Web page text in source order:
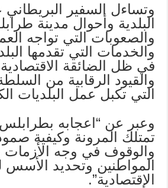
وتساءل السفير
البلدية وأحوال مدينة
والصعوبات التي تواجه
والخدمات التي تقدمها
في ظل الضائقة الاقتصادية
والقيود الرقابية من
التي تكبل عمل البلديات
وعبر عن “اعجابه بطرابلس
تمتلك المرونة وكيفية
والوقوف في وجه الأزمات
المواطنين وتحديد الأسس
الإقتصادية”.